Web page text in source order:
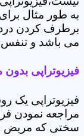
به طور مثال
برطرف کردن
می باشد و تنفس
فیزیوتراپی
فیزیوتراپی یک
مراجعه نمودن
سختی که مریض